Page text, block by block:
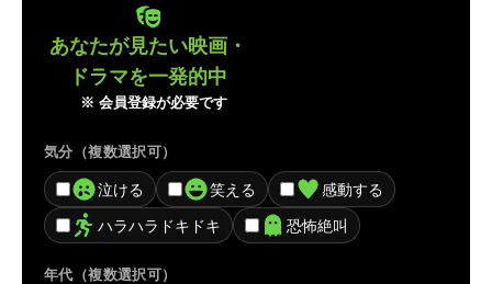
あなたが見たい映画・
ドラマを一発的中
※ 会員登録が必要です
気分（複数選択可）
泣ける 笑える
感動する
ハラハラドキドキ
恐怖絶叫
年代（複数選択可）